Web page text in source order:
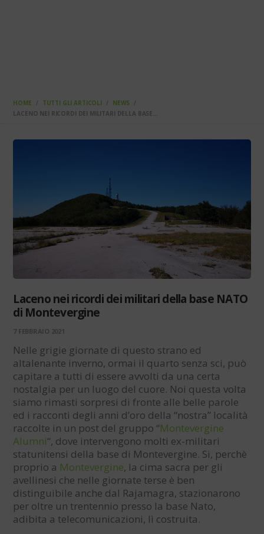
HOME TUTTI GLI ARTICOLI
NEWS
LACENO NEI RICORDI DEI MILITARI DELLA BASE...
Laceno nei ricordi dei militari della base NATO
di Montevergine
7 FEBBRAIO 2021
Nelle grigie giornate di questo strano ed
altalenante inverno, ormai il quarto senza sci, può
capitare a tutti di essere avvolti da una certa
nostalgia per un luogo del cuore. Noi questa volta
siamo rimasti sorpresi di fronte alle belle parole
ed i racconti degli anni d’oro della “nostra” località
raccolte in un post del gruppo “Montevergine
Alumni“, dove intervengono molti ex-militari
statunitensi della base di Montevergine. Si, perchè
proprio a Montevergine, la cima sacra per gli
avellinesi che nelle giornate terse è ben
distinguibile anche dal Rajamagra, stazionarono
per oltre un trentennio presso la base Nato,
adibita a telecomunicazioni, lì costruita.